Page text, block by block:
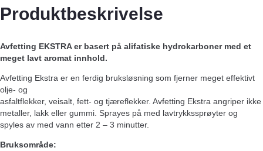
Produktbeskrivelse
Avfetting EKSTRA er basert på alifatiske hydrokarboner med et
meget lavt aromat innhold.
Avfetting Ekstra er en ferdig bruksløsning som fjerner meget effektivt
olje- og
asfaltflekker, veisalt, fett- og tjæreflekker. Avfetting Ekstra angriper ikke
metaller, lakk eller gummi. Sprayes på med lavtrykkssprøyter og
spyles av med vann etter 2 – 3 minutter.
Bruksområde: